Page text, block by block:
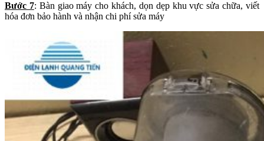
Bước 7: Bàn giao máy cho khách, dọn dẹp khu vực sửa chữa, viết
hóa đơn bảo hành và nhận chi phí sửa máy